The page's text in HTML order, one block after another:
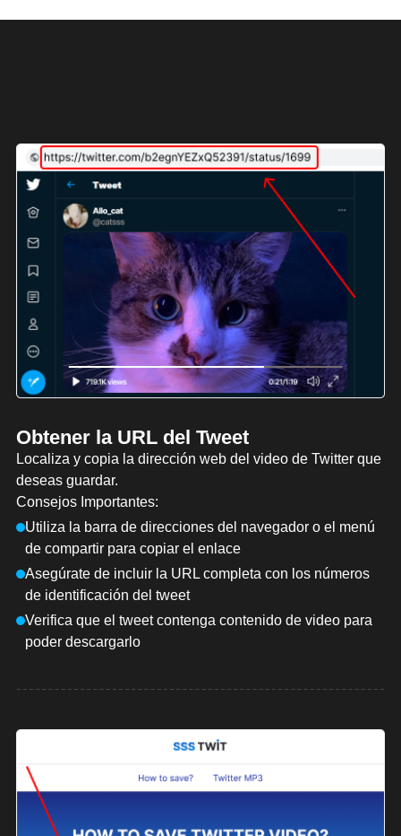
Obtener la URL del Tweet
Localiza y copia la dirección web del video de Twitter que
deseas guardar.
Consejos Importantes:
Utiliza la barra de direcciones del navegador o el menú
de compartir para copiar el enlace
Asegúrate de incluir la URL completa con los números
de identificación del tweet
Verifica que el tweet contenga contenido de video para
poder descargarlo